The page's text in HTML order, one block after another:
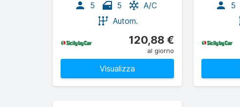
5 5
A/C
Autom.
120,88 €
al giorno
Visualizza
5